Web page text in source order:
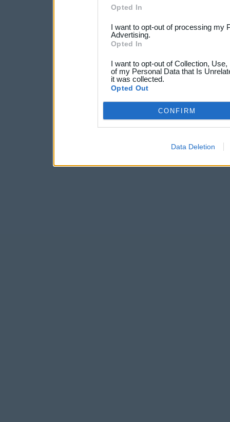
Opted In
I want to opt-out of processing my
Advertising.
Opted In
I want to opt-out of Collection,
of my Personal Data that Is
it was collected.
Opted Out
CONFIRM
Data Deletion